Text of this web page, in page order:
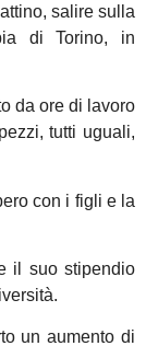
salire sulla
di Torino, in
da ore di lavoro
tutti uguali,
con i figli e la
il suo stipendio
un aumento di